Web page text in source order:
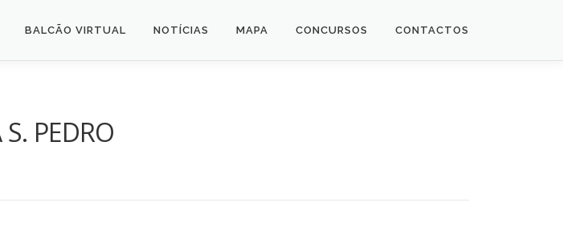
BALCÃO VIRTUAL NOTÍCIAS MAPA CONCURSOS CONTACTOS
S. PEDRO